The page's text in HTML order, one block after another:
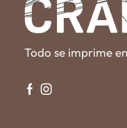
Todo se imprime